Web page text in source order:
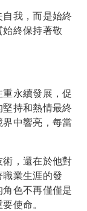
我，而是始終
終保持著敬
永續發展，促
持和熱情最終
中響亮，每當
，還在於他對
業生涯的發
色不再僅僅是
使命。